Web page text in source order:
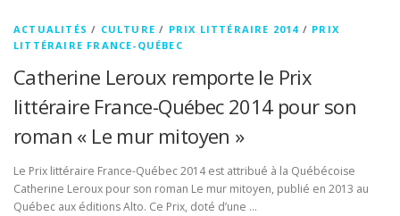
ACTUALITÉS / CULTURE / PRIX LITTÉRAIRE 2014 / PRIX
LITTÉRAIRE FRANCE-QUÉBEC
Catherine Leroux remporte le Prix
littéraire France-Québec 2014 pour son
roman « Le mur mitoyen »
Le Prix littéraire France-Québec 2014 est attribué à la Québécoise
Catherine Leroux pour son roman Le mur mitoyen, publié en 2013 au
Québec aux éditions Alto. Ce Prix, doté d’une …